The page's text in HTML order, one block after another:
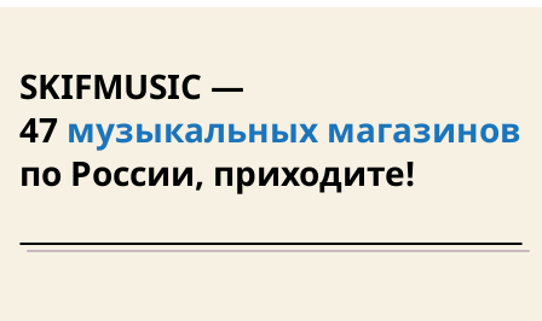
SKIFMUSIC —
47 музыкальных магазинов
по России, приходите!